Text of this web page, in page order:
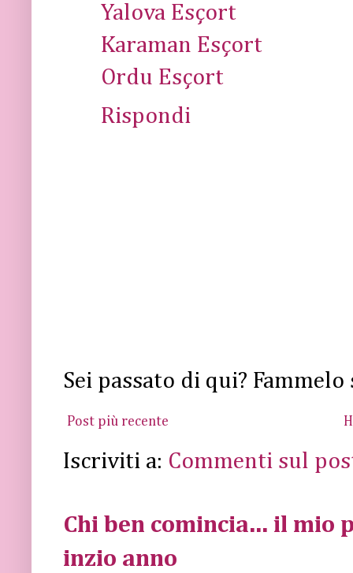
Yalova Esçort
Karaman Esçort
Ordu Esçort
Rispondi
Sei passato di qui?
Post più recente
Iscriviti a: Commenti sul
Chi ben comincia... il
inzio anno